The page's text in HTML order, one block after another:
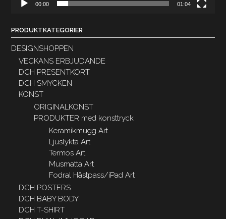
00:00 01:04
PRODUKTKATEGORIER
DESIGNSHOPPEN
VECKANS ERBJUDANDE
DCH PRESENTKORT
DCH SMYCKEN
KONST
ORIGINALKONST
PRODUKTER med konsttryck
Keramikmugg Art
Ljuslykta Art
Termos Art
Musmatta Art
Fodral Hästpass/iPad Art
DCH POSTERS
DCH BABY BODY
DCH T-SHIRT